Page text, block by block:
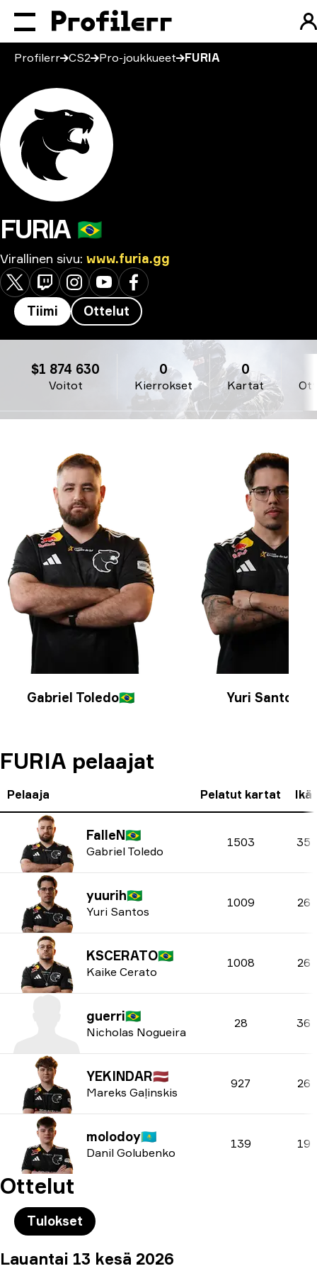
Profilerr CS2 Pro-joukkueet FURIA
FURIA 🇧🇷
Virallinen sivu: www.furia.gg
Tiimi Ottelut
Voitot
$1 874 630
Kierrokset
0
Kartat
0
Gabriel Toledo🇧🇷 Yuri Santos
FURIA pelaajat
Pelaaja Pelatut kartat Ikä
FalleN🇧🇷
Gabriel Toledo
1503 35
yuurih🇧🇷
Yuri Santos
1009 26
KSCERATO🇧🇷
Kaike Cerato
1008 26
guerri🇧🇷
Nicholas Nogueira
28 36
YEKINDAR🇱🇻
Mareks Gaļinskis
927 26
molodoy🇰🇿
Danil Golubenko
139 19
Ottelut
Tulokset
Lauantai 13 kesä 2026